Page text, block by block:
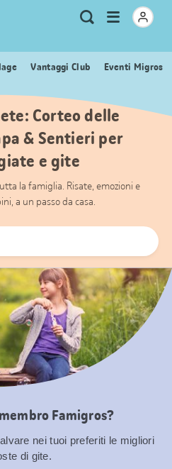
Metanavigazione
Ricerca
Apri
menu
Vantaggi Club Eventi Migros
Corteo delle
& Sentieri per
e gite
la famiglia. Risate, emozioni e
a un passo da casa.
Famigros?
nei tuoi preferiti le migliori
di gite.